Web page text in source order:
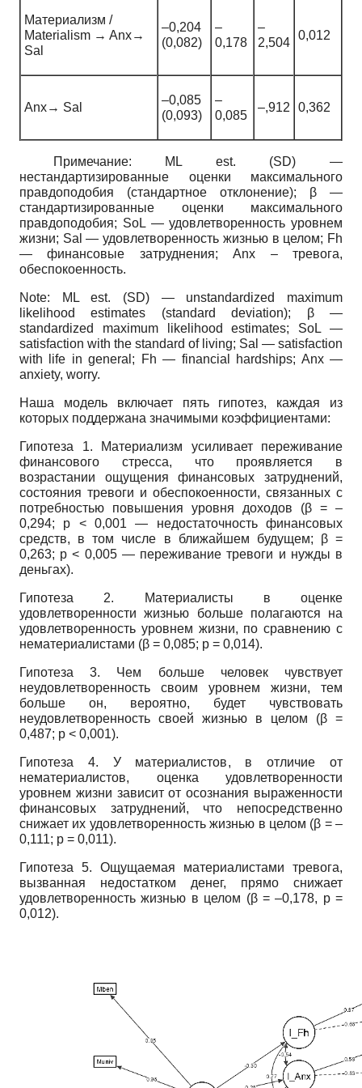
Материализм /
Materialism → Anx→
Sal
‒0,204
(0,082)
‒
0,178
‒
2,504
0,012
Anx→ Sal
‒0,085
(0,093)
‒
0,085
‒,912 0,362
Примечание: ML est. (SD) —
нестандартизированные оценки максимального
правдоподобия (стандартное отклонение); β —
стандартизированные оценки максимального
правдоподобия; SoL — удовлетворенность уровнем
жизни; Sal — удовлетворенность жизнью в целом; Fh
— финансовые затруднения; Anx ‒ тревога,
обеспокоенность.
Note: ML est. (SD) — unstandardized maximum
likelihood estimates (standard deviation); β —
standardized maximum likelihood estimates; SoL —
satisfaction with the standard of living; Sal — satisfaction
with life in general; Fh — financial hardships; Anx —
anxiety, worry.
Наша модель включает пять гипотез, каждая из
которых поддержана значимыми коэффициентами:
Гипотеза 1. Материализм усиливает переживание
финансового стресса, что проявляется в
возрастании ощущения финансовых затруднений,
состояния тревоги и обеспокоенности, связанных с
потребностью повышения уровня доходов (β = ‒
0,294; p < 0,001 — недостаточность финансовых
средств, в том числе в ближайшем будущем; β =
0,263; р < 0,005 — переживание тревоги и нужды в
деньгах).
Гипотеза 2. Материалисты в оценке
удовлетворенности жизнью больше полагаются на
удовлетворенность уровнем жизни, по сравнению с
нематериалистами (β = 0,085; p = 0,014).
Гипотеза 3. Чем больше человек чувствует
неудовлетворенность своим уровнем жизни, тем
больше он, вероятно, будет чувствовать
неудовлетворенность своей жизнью в целом (β =
0,487; p < 0,001).
Гипотеза 4. У материалистов, в отличие от
нематериалистов, оценка удовлетворенности
уровнем жизни зависит от осознания выраженности
финансовых затруднений, что непосредственно
снижает их удовлетворенность жизнью в целом (β = ‒
0,111; p = 0,011).
Гипотеза 5. Ощущаемая материалистами тревога,
вызванная недостатком денег, прямо снижает
удовлетворенность жизнью в целом (β = ‒0,178, p =
0,012).